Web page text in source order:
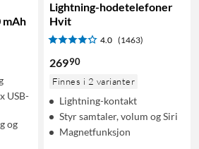
mAh
USB-
og
Lightning-hodetelefoner
Hvit
4.0 (1463)
26990
Finnes i 2 varianter
Lightning-kontakt
Styr samtaler, volum og Siri
Magnetfunksjon